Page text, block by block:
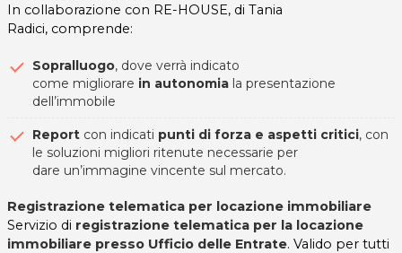
In collaborazione con RE-HOUSE, di Tania
Radici, comprende:
Sopralluogo, dove verrà indicato
come migliorare in autonomia la presentazione
dell’immobile
Report con indicati punti di forza e aspetti critici, con
le soluzioni migliori ritenute necessarie per
dare un’immagine vincente sul mercato.
Registrazione telematica per locazione immobiliare
Servizio di registrazione telematica per la locazione
immobiliare presso Ufficio delle Entrate. Valido per tutti